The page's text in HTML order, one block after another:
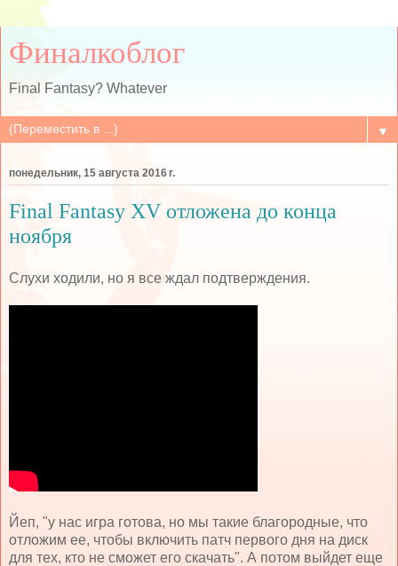
Финалкоблог
Final Fantasy? Whatever
▼
понедельник, 15 августа 2016 г.
Final Fantasy XV отложена до конца
ноября
Слухи ходили, но я все ждал подтверждения.
Йеп, "у нас игра готова, но мы такие благородные, что
отложим ее, чтобы включить патч первого дня на диск
для тех, кто не сможет его скачать". А потом выйдет еще